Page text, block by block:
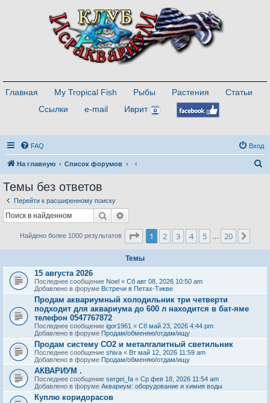
Главная My Tropical Fish Рыбы Растения
Статьи
Ссылки
e-mail Иврит
FAQ Вход
На главную Список форумов
Темы без ответов
Перейти к расширенному поиску
Поиск
Найдено более 1000 результатов Страница1 из
1 2 3 4 5 20
Темы
15 августа 2026
Последнее сообщение Noel « Сб авг 08, 2026 10:50 am
Добавлено в форуме Встречи в Петах-Тикве
Продам аквариумный холодильник три четверти
подходит для аквариума до 600 л находится в бат-яме
телефон 0547767872
Последнее сообщение igor1961 « Сб май 23, 2026 4:44 pm
Добавлено в форуме Продам/обменяю/отдам/ищу
Продам систему СО2 и металгалитный светильник
Последнее сообщение shiva « Вт май 12, 2026 11:59 am
Добавлено в форуме Продам/обменяю/отдам/ищу
АКВАРИУМ .
Последнее сообщение sergei_fa « Ср фев 18, 2026 11:54 am
Добавлено в форуме Аквариум: оборудование и химия воды
Куплю коридорасов